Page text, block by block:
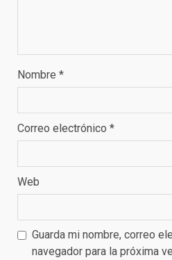
Nombre *
Correo electrónico *
Web
Guarda mi nombre, correo
navegador para la próxima